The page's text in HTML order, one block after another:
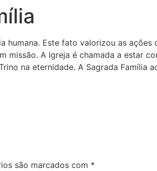
humana. Este fato valorizou as
missão. A Igreja é chamada a estar
na eternidade. A Sagrada Família
são marcados com *